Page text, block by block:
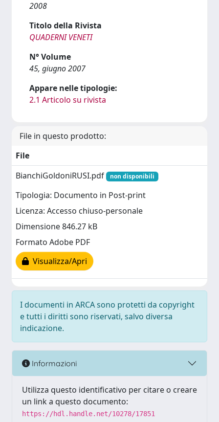
2008
Titolo della Rivista
QUADERNI VENETI
N° Volume
45, giugno 2007
Appare nelle tipologie:
2.1 Articolo su rivista
File in questo prodotto:
File
BianchiGoldoniRUSI.pdf
non disponibili
Tipologia: Documento in Post-print
Licenza: Accesso chiuso-personale
Dimensione 846.27 kB
Formato Adobe PDF
Visualizza/Apri
I documenti in ARCA sono protetti da copyright
e tutti i diritti sono riservati, salvo diversa
indicazione.
Informazioni
Utilizza questo identificativo per citare o creare
un link a questo documento:
https://hdl.handle.net/10278/17851